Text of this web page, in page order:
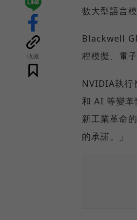
收藏
數大型語言
Blackwell
程模擬、電
NVIDIA執行
和 AI 等變
新工業革命
的承諾。」